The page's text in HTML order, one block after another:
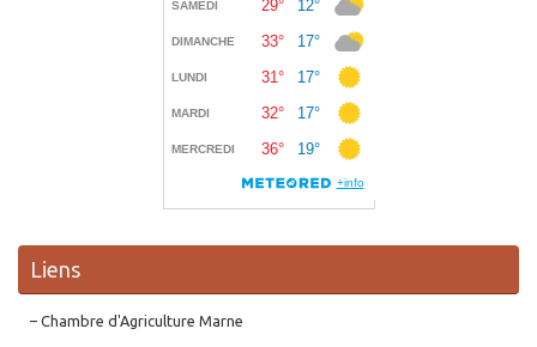
Liens
– Chambre d'Agriculture Marne